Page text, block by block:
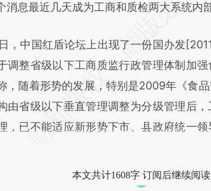
xzQf5u6y](https://
校验。
消息最近几天成为工商和质检两大系统内
中国红盾论坛上出现了一份国办发
调整省级以下工商质监行政管理体制加
，随着形势的发展，特别是2009年《食
由省级以下垂直管理调整为分级管理后
，已不能适应新形势下市、县政府统一
本文共计1608字 订阅后继续阅读